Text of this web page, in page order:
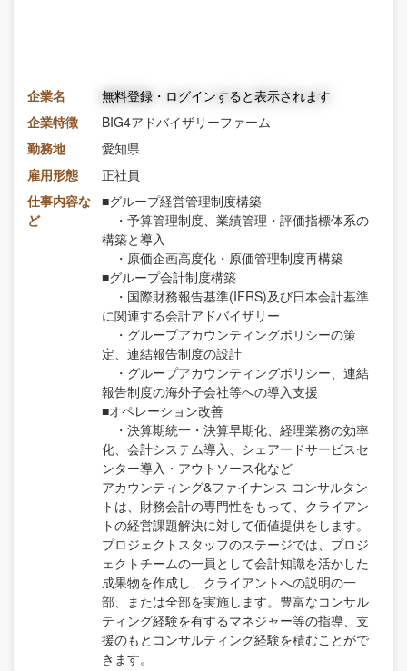
企業名
無料登録・ログインすると表示されます
企業特徴
BIG4アドバイザリーファーム
勤務地
愛知県
雇用形態
正社員
仕事内容な
ど
■グループ経営管理制度構築
・予算管理制度、業績管理・評価指標体系の
構築と導入
・原価企画高度化・原価管理制度再構築
■グループ会計制度構築
・国際財務報告基準(IFRS)及び日本会計基準
に関連する会計アドバイザリー
・グループアカウンティングポリシーの策
定、連結報告制度の設計
・グループアカウンティングポリシー、連結
報告制度の海外子会社等への導入支援
■オペレーション改善
・決算期統一・決算早期化、経理業務の効率
化、会計システム導入、シェアードサービスセ
ンター導入・アウトソース化など
アカウンティング&ファイナンス コンサルタン
トは、財務会計の専門性をもって、クライアン
トの経営課題解決に対して価値提供をします。
プロジェクトスタッフのステージでは、プロジ
ェクトチームの一員として会計知識を活かした
成果物を作成し、クライアントへの説明の一
部、または全部を実施します。豊富なコンサル
ティング経験を有するマネジャー等の指導、支
援のもとコンサルティング経験を積むことがで
きます。